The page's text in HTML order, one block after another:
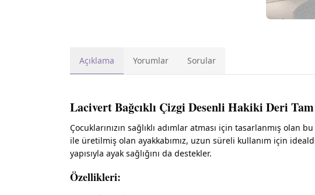
Açıklama Yorumlar Sorular
Lacivert Bağcıklı Çizgi Desenli Hakiki Deri
Çocuklarınızın sağlıklı adımlar atması için tasarlanmış olan bu
ile üretilmiş olan ayakkabımız, uzun süreli kullanım için
yapısıyla ayak sağlığını da destekler.
Özellikleri: